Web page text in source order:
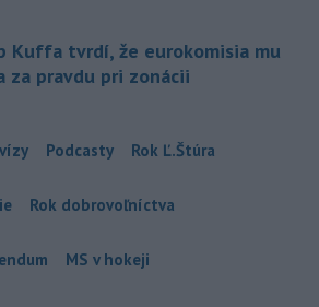
Kuffa tvrdí, že eurokomisia mu
za pravdu pri zonácii
Podcasty Rok Ľ.Štúra
Rok dobrovoľníctva
MS v hokeji